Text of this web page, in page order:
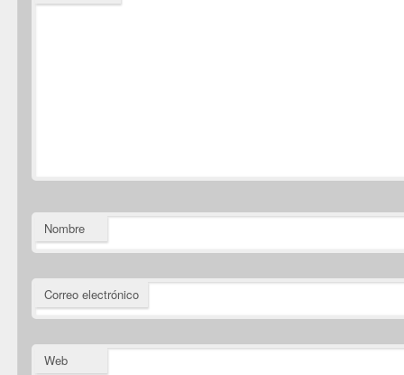
Nombre
Correo electrónico
Web